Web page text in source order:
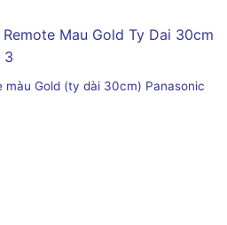
Gold (ty dài 30cm) Panasonic